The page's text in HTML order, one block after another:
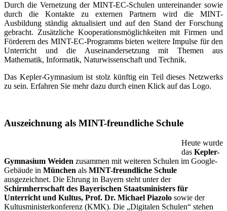
Durch die Vernetzung der MINT-EC-Schulen untereinander sowie
durch die Kontakte zu externen Partnern wird die MINT-
Ausbildung ständig aktualisiert und auf den Stand der Forschung
gebracht. Zusätzliche Kooperationsmöglichkeiten mit Firmen und
Förderern des MINT-EC-Programms bieten weitere Impulse für den
Unterricht und die Auseinandersetzung mit Themen aus
Mathematik, Informatik, Naturwissenschaft und Technik.
Das Kepler-Gymnasium ist stolz künftig ein Teil dieses Netzwerks
zu sein. Erfahren Sie mehr dazu durch einen Klick auf das Logo.
Auszeichnung als MINT-freundliche Schule
Heute wurde
das Kepler-
Gymnasium Weiden zusammen mit weiteren Schulen im Google-
Gebäude in München als MINT-freundliche Schule
ausgezeichnet. Die Ehrung in Bayern steht unter der
Schirmherrschaft des Bayerischen Staatsministers für
Unterricht und Kultus, Prof. Dr. Michael Piazolo sowie der
Kultusministerkonferenz (KMK). Die „Digitalen Schulen“ stehen